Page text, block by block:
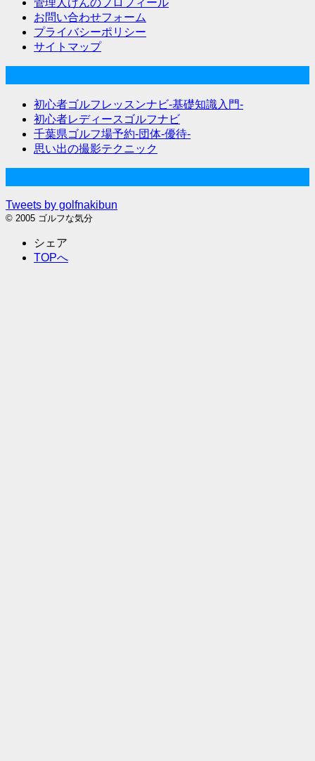
管理人けんのプロフィール
お問い合わせフォーム
プライバシーポリシー
サイトマップ
初心者ゴルフレッスンナビ-基礎知識入門-
初心者レディースゴルフナビ
千葉県ゴルフ場予約-団体-優待-
思い出の撮影テクニック
Tweets by golfnakibun
© 2005 ゴルフな気分
シェア
TOPへ